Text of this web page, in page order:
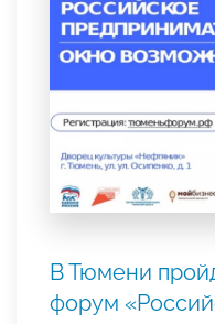
В Тюмени
форум